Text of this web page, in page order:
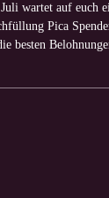
wartet auf euch
Pica
besten